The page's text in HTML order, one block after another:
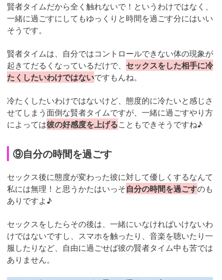
賢者タイムだから全く触れないで！というわけではなく、
一緒に過ごすにしてもゆっくりと時間を過ごす分にはいい
そうです。
賢者タイムは、自分ではコントロールできない体の現象が
起きてだるくなっているだけで、 セックスをした相手に冷
たくしたいわけではないですもんね。
冷たくしたいわけではないけど、態度的に冷たいと感じさ
せてしまう面倒な賢者タイムですが、一緒に過ごすやり方
によっては彼の好感度を上げることもできそうですね♪
⑨自分の時間を過ごす
セックス後に態度が変わった彼に対して優しくするなんて
私には無理！と思うかたはいっそ自分の時間を過ごすのも
ありですよ♪
セックスをしたらその後は、一緒にいなければいけないわ
けではないですし、スマホを触ったり、音楽を聴いたり一
服したりなど、自由に過ごせば彼の賢者タイム中も苦では
ありません。